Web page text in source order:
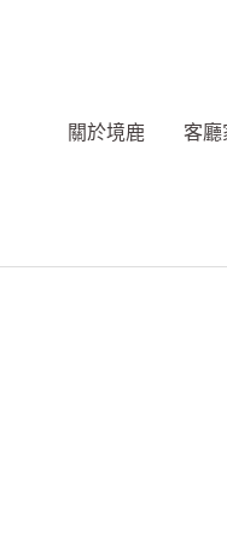
關於境鹿 客廳